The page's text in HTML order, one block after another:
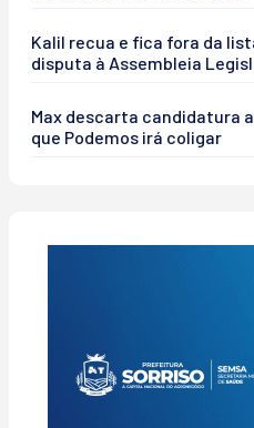
Kalil recua e fica fora da
disputa à Assembleia
Max descarta candidatura
que Podemos irá coligar